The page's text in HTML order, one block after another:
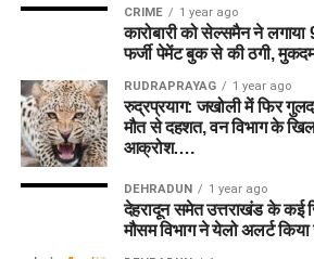
CRIME 1 year ago
कारोबारी को सेल्समैन ने
फर्जी पेमेंट बुक से की ठगी,
RUDRAPRAYAG 1 year ago
रुद्रप्रयाग: जखोली में फिर
मौत से दहशत, वन विभाग के
आक्रोश….
DEHRADUN 1 year ago
देहरादून समेत उत्तराखंड के कई
मौसम विभाग ने येलो अलर्ट